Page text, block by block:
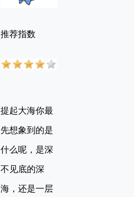
推荐指数
提起大海你最
先想象到的是
什么呢，是深
不见底的深
海，还是一层